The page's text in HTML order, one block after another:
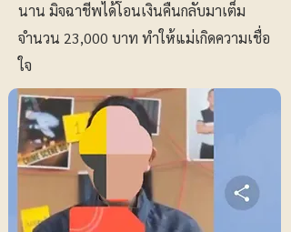
นาน มิจฉาชีพได้โอนเงินคืนกลับมาเต็ม
จำนวน 23,000 บาท ทำให้แม่เกิดความเชื่อ
ใจ